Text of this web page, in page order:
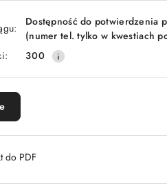
Dostępność do potwierdzenia
(numer tel. tylko w kwestiach
300
do PDF